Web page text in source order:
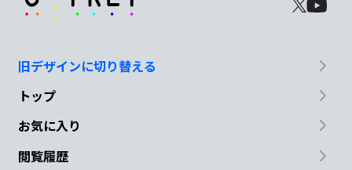
旧デザインに切り替える
トップ
お気に入り
閲覧履歴